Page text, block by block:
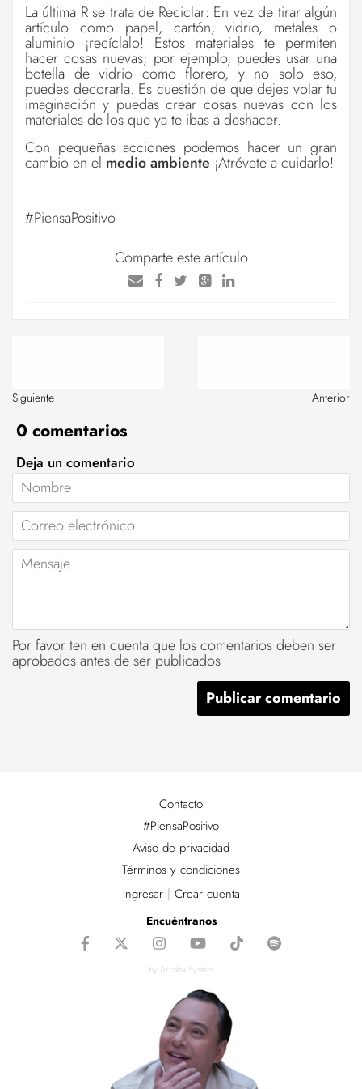
La última R se trata de Reciclar: En vez de tirar algún
artículo como papel, cartón, vidrio, metales o
aluminio ¡recíclalo! Estos materiales te permiten
hacer cosas nuevas; por ejemplo, puedes usar una
botella de vidrio como florero, y no solo eso,
puedes decorarla. Es cuestión de que dejes volar tu
imaginación y puedas crear cosas nuevas con los
materiales de los que ya te ibas a deshacer.
Con pequeñas acciones podemos hacer un gran
cambio en el medio ambiente ¡Atrévete a cuidarlo!
#PiensaPositivo
Comparte este artículo
Anterior
Siguiente
0 comentarios
Deja un comentario
Nombre
Correo
electrónico
Mensaje
Por favor ten en cuenta que los comentarios deben ser
aprobados antes de ser publicados
Contacto
#PiensaPositivo
Aviso de privacidad
Términos y condiciones
Ingresar| Crear cuenta
Encuéntranos
by Arroba System